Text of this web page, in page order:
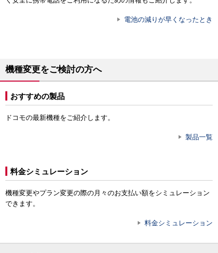
電池の減りが早くなったとき
機種変更をご検討の方へ
おすすめの製品
ドコモの最新機種をご紹介します。
製品一覧
料金シミュレーション
機種変更やプラン変更の際の月々のお支払い額をシミュレーション
できます。
料金シミュレーション